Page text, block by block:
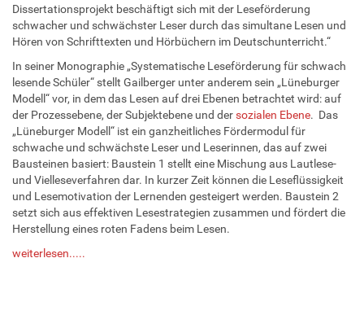
Dissertationsprojekt beschäftigt sich mit der Leseförderung
schwacher und schwächster Leser durch das simultane Lesen und
Hören von Schrifttexten und Hörbüchern im Deutschunterricht.“
In seiner Monographie „Systematische Leseförderung für schwach
lesende Schüler“ stellt Gailberger unter anderem sein „Lüneburger
Modell“ vor, in dem das Lesen auf drei Ebenen betrachtet wird: auf
der Prozessebene, der Subjektebene und dersozialen Ebene. Das
„Lüneburger Modell“ ist ein ganzheitliches Fördermodul für
schwache und schwächste Leser und Leserinnen, das auf zwei
Bausteinen basiert: Baustein 1 stellt eine Mischung aus Lautlese-
und Vielleseverfahren dar. In kurzer Zeit können die Leseflüssigkeit
und Lesemotivation der Lernenden gesteigert werden. Baustein 2
setzt sich aus effektiven Lesestrategien zusammen und fördert die
Herstellung eines roten Fadens beim Lesen.
weiterlesen.....